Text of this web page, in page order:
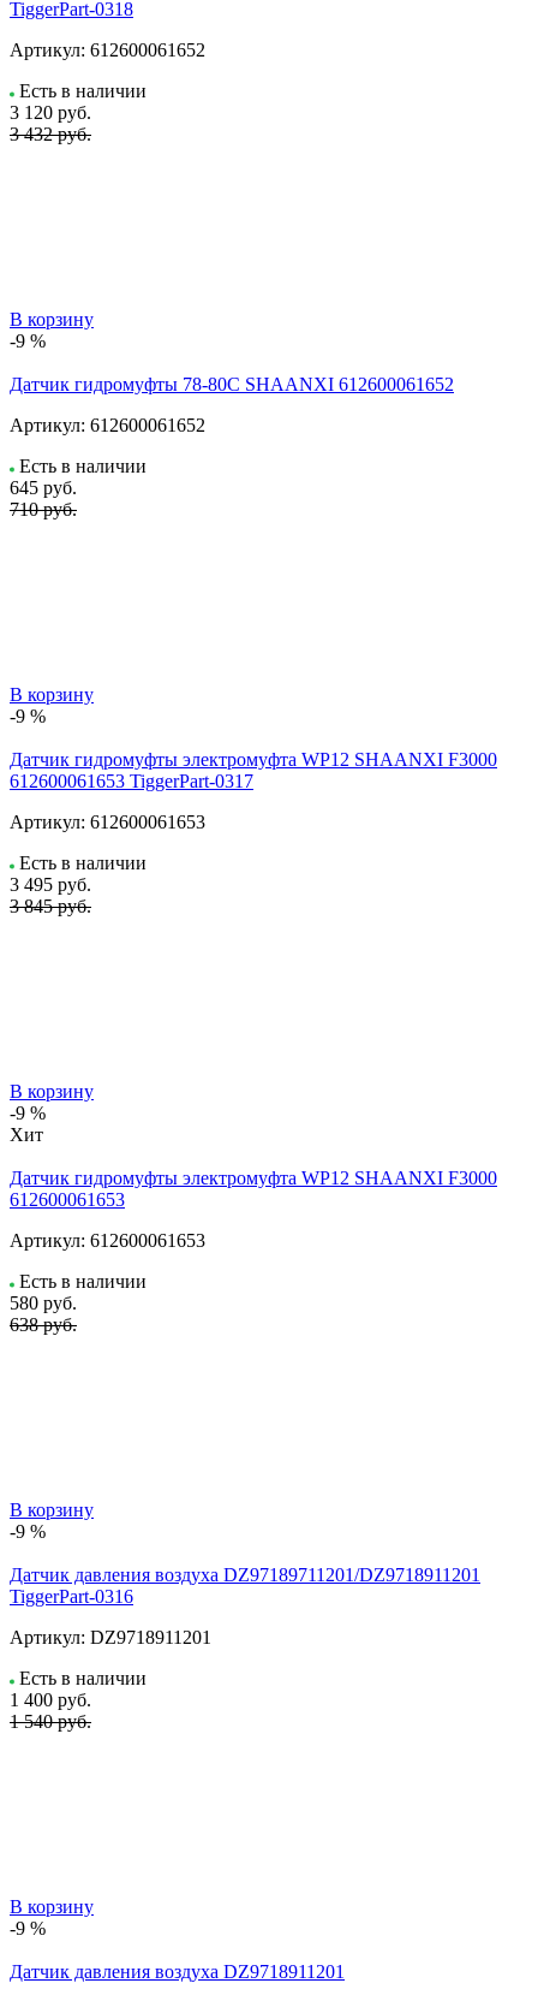
TiggerPart-0318
Артикул: 612600061652
Есть в наличии
3 120 руб.
3 432 руб.
В корзину
-9 %
Датчик гидромуфты 78-80C SHAANXI 612600061652
Артикул: 612600061652
Есть в наличии
645 руб.
710 руб.
В корзину
-9 %
Датчик гидромуфты электромуфта WP12 SHAANXI F3000
612600061653 TiggerPart-0317
Артикул: 612600061653
Есть в наличии
3 495 руб.
3 845 руб.
В корзину
-9 %
Хит
Датчик гидромуфты электромуфта WP12 SHAANXI F3000
612600061653
Артикул: 612600061653
Есть в наличии
580 руб.
638 руб.
В корзину
-9 %
Датчик давления воздуха DZ97189711201/DZ9718911201
TiggerPart-0316
Артикул: DZ9718911201
Есть в наличии
1 400 руб.
1 540 руб.
В корзину
-9 %
Датчик давления воздуха DZ9718911201